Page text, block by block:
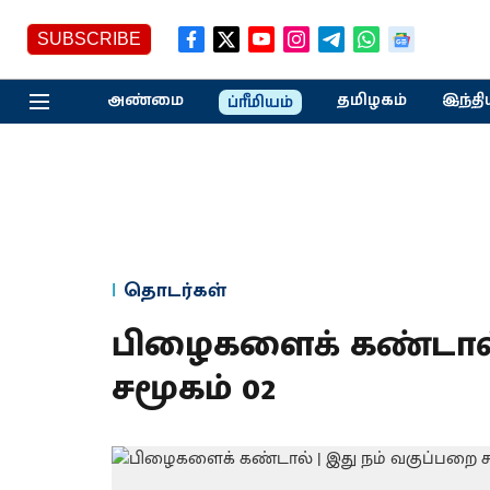
SUBSCRIBE
அண்மை ப்ரீமியம் தமிழகம்
தொடர்கள்
பிழைகளைக்
சமூகம் 02